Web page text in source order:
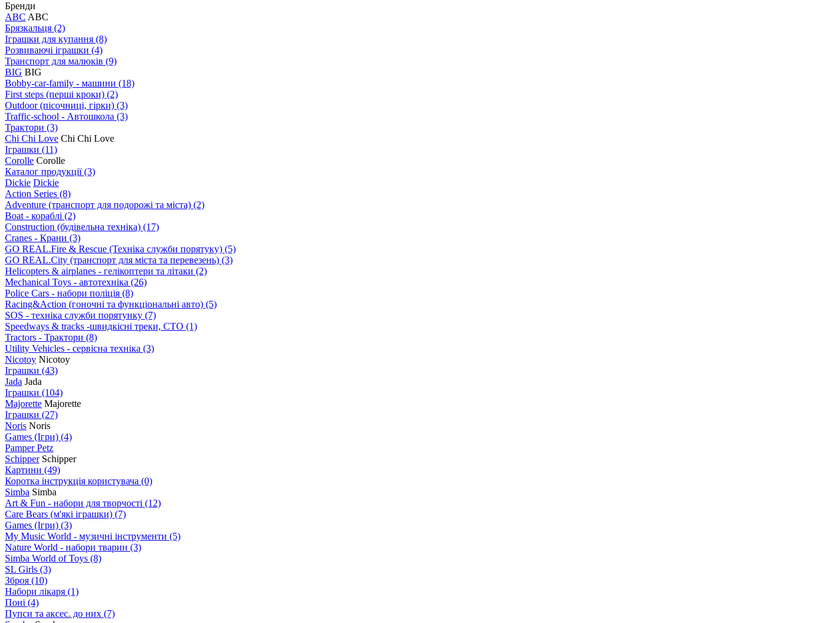
Бренди
ABC ABC
Брязкальця (2)
Іграшки для купання (8)
Розвиваючі іграшки (4)
Транспорт для малюків (9)
BIG BIG
Bobby-car-family - машини (18)
First steps (перші кроки) (2)
Outdoor (пісочниці, гірки) (3)
Traffic-school - Автошкола (3)
Трактори (3)
Chi Chi Love Chi Chi Love
Іграшки (11)
Corolle Corolle
Каталог продукції(3)
Dickie Dickie
Action Series (8)
Adventure (транспорт для подорожі та міста) (2)
Boat - кораблі (2)
Construction (будівельна техніка) (17)
Cranes - Крани (3)
GO REAL.Fire & Rescue (Техніка служби порятуку) (5)
GO REAL.City (транспорт для міста та перевезень) (3)
Helicopters & airplanes - гелікоптери та літаки (2)
Mechanical Toys - автотехніка (26)
Police Cars - набори поліція (8)
Racing&Action (гоночні та функціональні авто) (5)
SOS - техніка служби порятунку (7)
Speedways & tracks -швидкісні треки, СТО (1)
Tractors - Трактори (8)
Utility Vehicles - сервісна техніка (3)
Nicotoy Nicotoy
Іграшки (43)
Jada Jada
Іграшки (104)
Majorette Majorette
Іграшки (27)
Noris Noris
Games (Ігри) (4)
Pamper Petz
Schipper Schipper
Картини (49)
Коротка інструкція користувача (0)
Simba Simba
Art & Fun - набори для творчості (12)
Care Bears (м'які іграшки) (7)
Games (Ігри) (3)
My Music World - музичні інструменти (5)
Nature World - набори тварин (3)
Simba World of Toys (8)
SL Girls (3)
Зброя (10)
Набори лікаря (1)
Поні (4)
Пупси та аксес. до них (7)